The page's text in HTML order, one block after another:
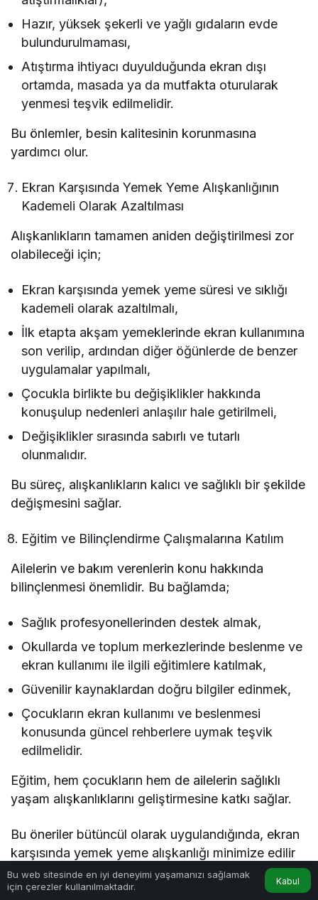
Hazır, yüksek şekerli ve yağlı gıdaların evde
bulundurulmaması,
Atıştırma ihtiyacı duyulduğunda ekran dışı
ortamda, masada ya da mutfakta oturularak
yenmesi teşvik edilmelidir.
Bu önlemler, besin kalitesinin korunmasına
yardımcı olur.
Ekran Karşısında Yemek Yeme Alışkanlığının
Kademeli Olarak Azaltılması
Alışkanlıkların tamamen aniden değiştirilmesi zor
olabileceği için;
Ekran karşısında yemek yeme süresi ve sıklığı
kademeli olarak azaltılmalı,
İlk etapta akşam yemeklerinde ekran kullanımına
son verilip, ardından diğer öğünlerde de benzer
uygulamalar yapılmalı,
Çocukla birlikte bu değişiklikler hakkında
konuşulup nedenleri anlaşılır hale getirilmeli,
Değişiklikler sırasında sabırlı ve tutarlı
olunmalıdır.
Bu süreç, alışkanlıkların kalıcı ve sağlıklı bir şekilde
değişmesini sağlar.
Eğitim ve Bilinçlendirme Çalışmalarına Katılım
Ailelerin ve bakım verenlerin konu hakkında
bilinçlenmesi önemlidir. Bu bağlamda;
Sağlık profesyonellerinden destek almak,
Okullarda ve toplum merkezlerinde beslenme ve
ekran kullanımı ile ilgili eğitimlere katılmak,
Güvenilir kaynaklardan doğru bilgiler edinmek,
Çocukların ekran kullanımı ve beslenmesi
konusunda güncel rehberlere uymak teşvik
edilmelidir.
Eğitim, hem çocukların hem de ailelerin sağlıklı
yaşam alışkanlıklarını geliştirmesine katkı sağlar.
Bu öneriler bütüncül olarak uygulandığında, ekran
karşısında yemek yeme alışkanlığı minimize edilir
ve çocukların sağlıklı beslenme, sosyal iletişim ve
gelişimleri desteklenmiş olur. Unutulmamalıdır ki,
Bu web sitesinde en iyi deneyimi yaşamanızı sağlamak
için çerezler kullanılmaktadır.
Kabul